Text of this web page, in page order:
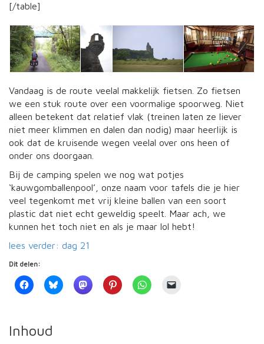
[/table]
Vandaag is de route veelal makkelijk fietsen. Zo fietsen
we een stuk route over een voormalige spoorweg. Niet
alleen betekent dat relatief vlak (treinen laten ze liever
niet meer klimmen en dalen dan nodig) maar heerlijk is
ook dat de kruisende wegen veelal over ons heen of
onder ons doorgaan.
Bij de camping spelen we nog wat potjes
‘kauwgomballenpool’, onze naam voor tafels die je hier
veel tegenkomt met vrij kleine ballen van een soort
plastic dat niet echt geweldig speelt. Maar ach, we
kunnen het toch niet en als je maar lol hebt!
lees verder: dag 21
Dit delen:
Inhoud